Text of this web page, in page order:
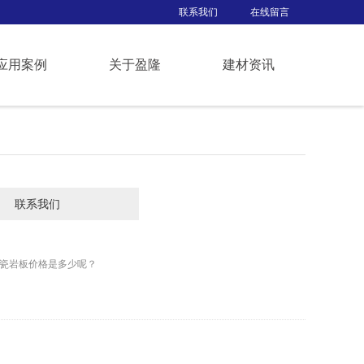
联系我们 在线留言
用案例 关于盈隆 建材资讯
联系我们
岩板价格是多少呢？